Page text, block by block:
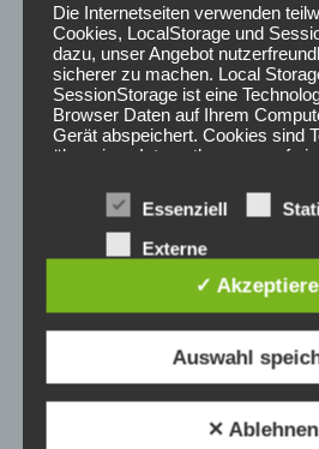
#VielfaltImAlltag
#Gesundheitsförderung #BGM
Posted inAKTUELLES
Die Internetseiten verwenden
Cookies, LocalStorage und
dazu, unser Angebot
sicherer zu machen. Local
SessionStorage ist eine
Browser Daten auf Ihrem
Gerät abspeichert. Cookies sind
über einen Internetbrowser auf
Verwendung von Cookies,
SessionStorage durch
Ihrem Browser verhindern.
Cookies. Viele Cookies enthalten
Cookie-ID. Eine Cookie-ID ist
des Cookies. Sie besteht aus
welche Internetseiten und Server
Internetbrowser zugeordnet
das Cookie gespeichert wurde.
Browser der betroffenen Person
Essenziell
Externe
Dienste✓
Auswahl
✕ Ablehnen